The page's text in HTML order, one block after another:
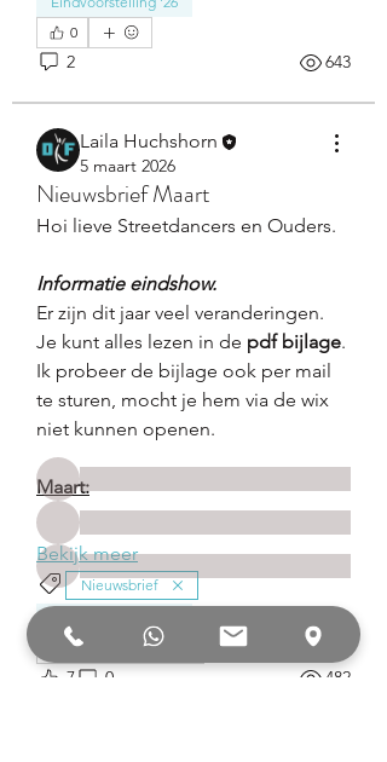
0
2 643
Laila Huchshorn
5 maart 2026
Nieuwsbrief Maart
Hoi lieve Streetdancers en Ouders.
Informatie eindshow.
Er zijn dit jaar veel veranderingen.
Je kunt alles lezen in de pdf bijlage.
Ik probeer de bijlage ook per mail
te sturen, mocht je hem via de wix
niet kunnen openen.
Maart:
Bekijk meer
Nieuwsbrief
4
7 0 482
Over
Welcome bij de groep kidslessen
van DanceFirst. Hier zitten...
Meer lezen
leden
Alle (94) leden bekijken